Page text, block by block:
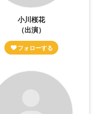
小川桜花
（出演）